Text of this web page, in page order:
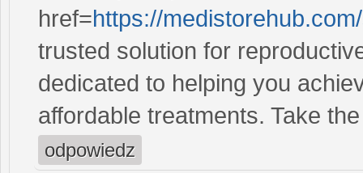
href=https://
trusted solution for
dedicated to helping you
affordable treatments. Take
odpowiedz